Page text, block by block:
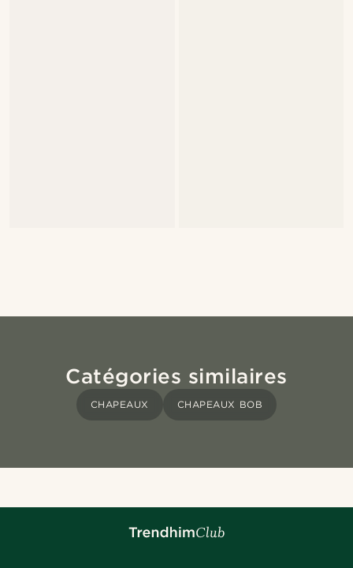
Catégories similaires
CHAPEAUX CHAPEAUX BOB